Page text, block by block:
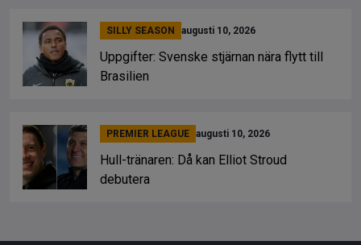
SILLY SEASON augusti 10, 2026
Uppgifter: Svenske stjärnan nära flytt till
Brasilien
PREMIER LEAGUE augusti 10, 2026
Hull-tränaren: Då kan Elliot Stroud
debutera